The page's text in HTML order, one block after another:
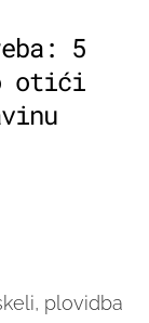
5
otići
plovidba